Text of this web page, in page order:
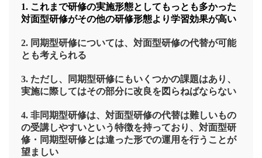
1. これまで研修の実施形態としてもっとも多かった
対面型研修がその他の研修形態より学習効果が高い
2. 同期型研修については、対面型研修の代替が可能
とも考えられる
3. ただし、同期型研修にもいくつかの課題はあり、
実施に際してはその部分に改良を図らねばならない
4. 非同期型研修は、対面型研修の代替は難しいもの
の受講しやすいという特徴を持っており、対面型研
修・同期型研修とは違った形での運用を行うことが
望ましい